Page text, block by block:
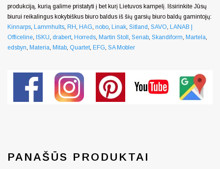
produkciją, kurią galime pristatyti į bet kurį Lietuvos kampelį. Išsirinkite Jūsų
biurui reikalingus kokybiškus biuro baldus iš šių garsių biuro baldų gamintojų:
Kinnarps, Lammhults, RH, HAG, nobo, Linak, Sitland, SAVO, LANAB |
Officeline, ISKU, drabert, Horreds, Martin Stoll, Senab, Skandiform, Martela,
edsbyn, Materia, Mitab, Quartet, EFG, SA Mobler
PANAŠŪS PRODUKTAI